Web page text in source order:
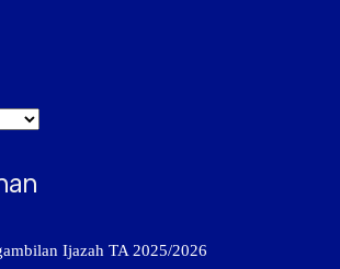
Ijazah TA 2025/2026